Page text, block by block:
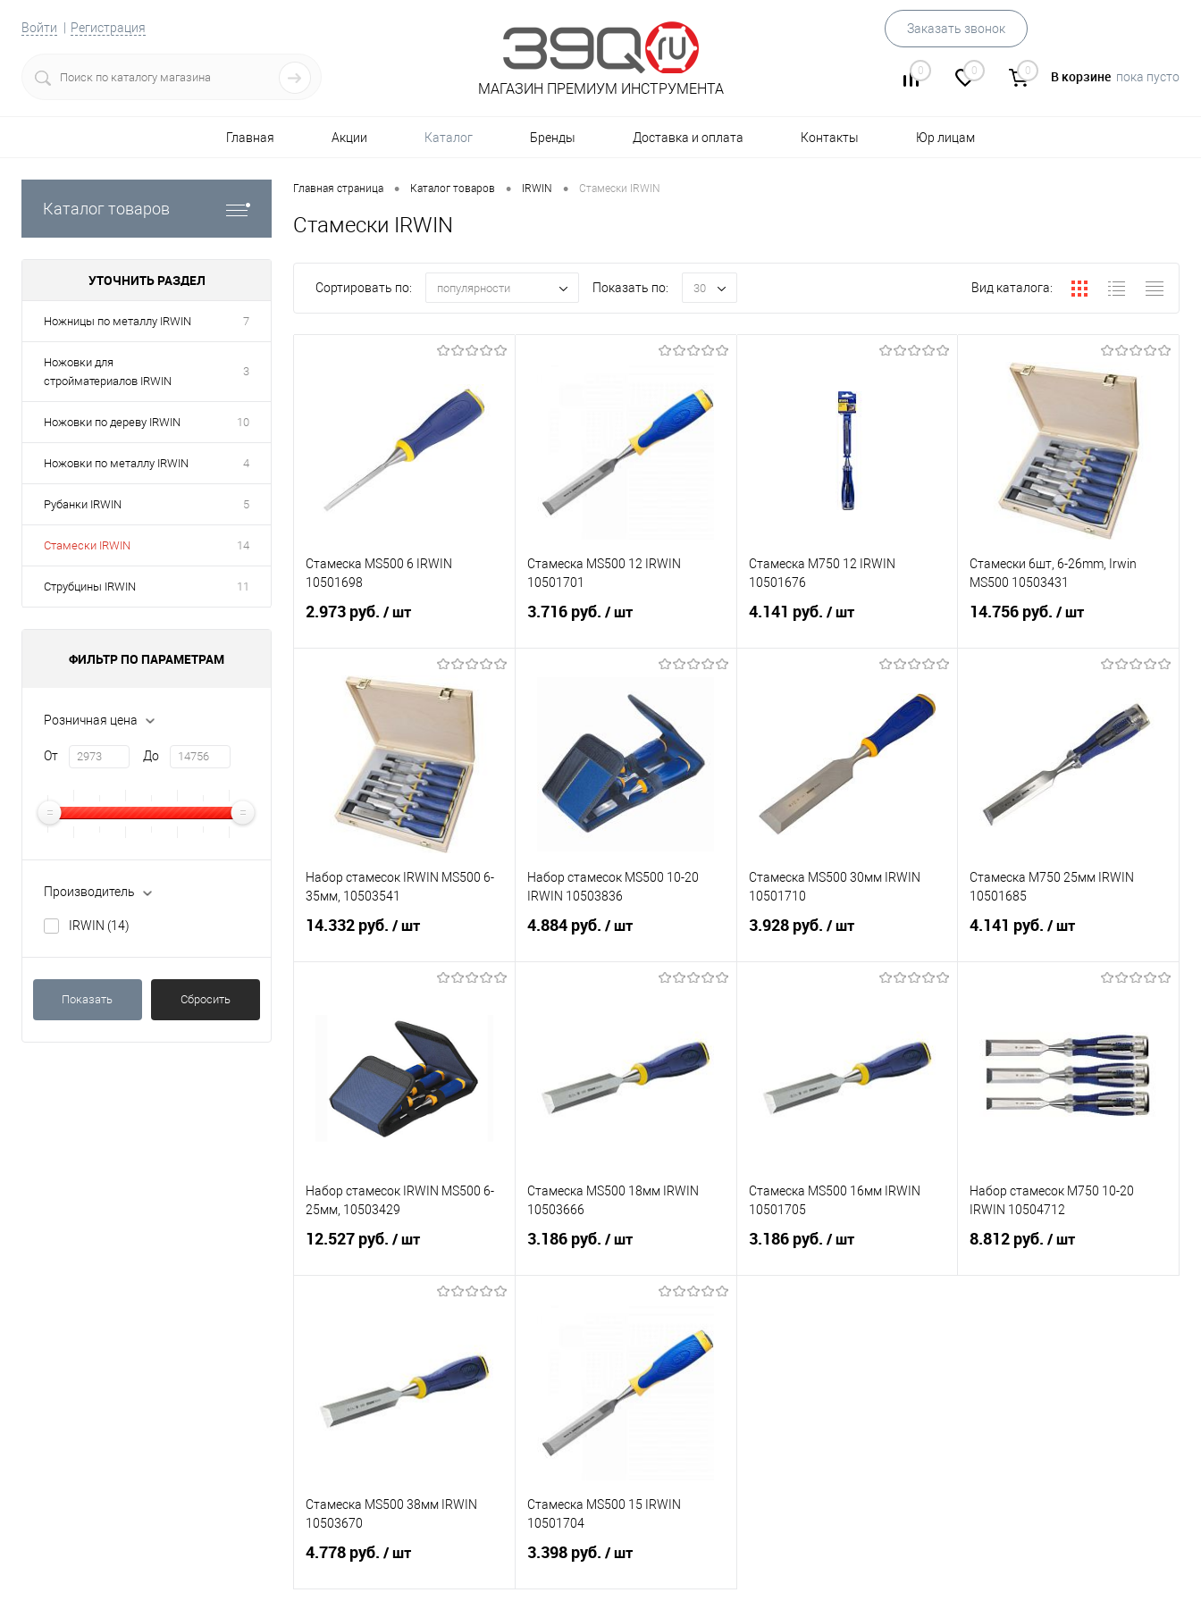
Войти Регистрация Заказать звонок
0 0 0 В корзине пока пусто
МАГАЗИН ПРЕМИУМ ИНСТРУМЕНТА
Главная Акции Каталог Бренды Доставка и оплата Контакты Юр лицам
Каталог товаров
УТОЧНИТЬ РАЗДЕЛ
Ножницы по металлу IRWIN 7
Ножовки для
стройматериалов IRWIN
3
Ножовки по дереву IRWIN 10
Ножовки по металлу IRWIN 4
Рубанки IRWIN 5
Стамески IRWIN 14
Струбцины IRWIN 11
ФИЛЬТР ПО ПАРАМЕТРАМ
Розничная цена
От До
Производитель
IRWIN (14)
Показать Сбросить
Главная страница • Каталог товаров • IRWIN • Стамески IRWIN
Стамески IRWIN
Сортировать по: популярности Показать по: 30 Вид каталога:
Стамеска MS500 6 IRWIN
10501698
2.973 руб. / шт
В корзину
Купить в 1 клик
Сравнение
В избранное
Под заказ
Стамеска MS500 12 IRWIN
10501701
3.716 руб. / шт
Купить в 1 клик
Сравнение
В избранное
Под заказ
Стамеска M750 12 IRWIN
10501676
4.141 руб. / шт
Сравнение
В избранное
Стамески 6шт, 6-26mm, Irwin
MS500 10503431
14.756 руб./ шт
Сравнение
Набор стамесок IRWIN МS500 6-
35мм, 10503541
14.332 руб. / шт
Сравнение
В избранное
Под заказ
Набор стамесок МS500 10-20
IRWIN 10503836
4.884 руб. / шт
Сравнение
В избранное
Под заказ
Стамеска MS500 30мм IRWIN
10501710
3.928 руб. / шт
Сравнение
В избранное
Под заказ
Стамеска M750 25мм IRWIN
10501685
4.141 руб./ шт
Купить в 1 клик
Сравнение
В избранное
Под заказ
Набор стамесок IRWIN МS500 6-
25мм, 10503429
12.527 руб. / шт
Сравнение
В избранное
Под заказ
Стамеска MS500 18мм IRWIN
10503666
3.186 руб. / шт
Сравнение
Под заказ
Стамеска MS500 16мм IRWIN
10501705
3.186 руб. / шт
Набор стамесок М750 10-20
IRWIN 10504712
8.812 руб./ шт
Стамеска MS500 38мм IRWIN
10503670
4.778 руб. / шт
Стамеска MS500 15 IRWIN
10501704
3.398 руб. / шт